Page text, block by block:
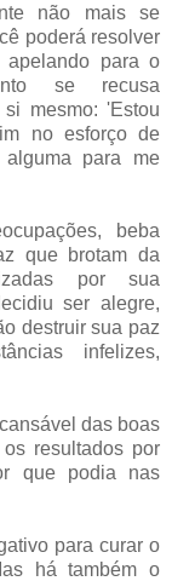
não mais se
poderá resolver
apelando para o
se recusa
mesmo: 'Estou
no esforço de
para me
beba
que brotam da
por sua
ser alegre,
destruir sua paz
infelizes,
das boas
resultados por
que podia nas
para curar o
há também o